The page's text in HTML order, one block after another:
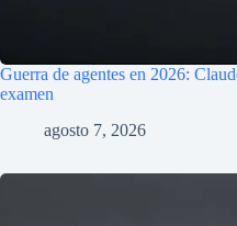
Guerra de agentes en 2026:
examen
agosto 7, 2026